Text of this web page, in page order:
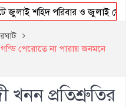
জাতি চিরকাল শ্রদ্ধার সাথে
শহিদ পরিবার ও জুলাই যোদ্ধাদের
পেরোতে না পারায় জনমনে
খনন প্রতিশ্রুতির